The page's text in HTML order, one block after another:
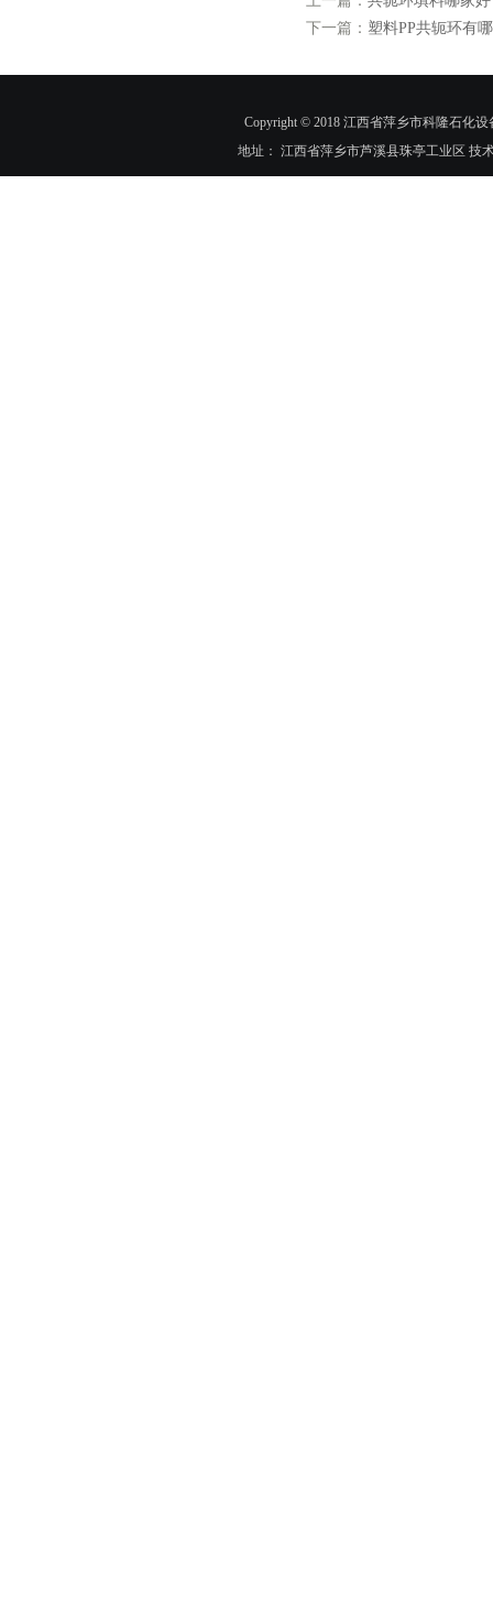
下一篇： 塑料PP共轭环有
Copyright © 2018 江西省萍乡市科隆石化
地址： 江西省萍乡市芦溪县珠亭工业区 技